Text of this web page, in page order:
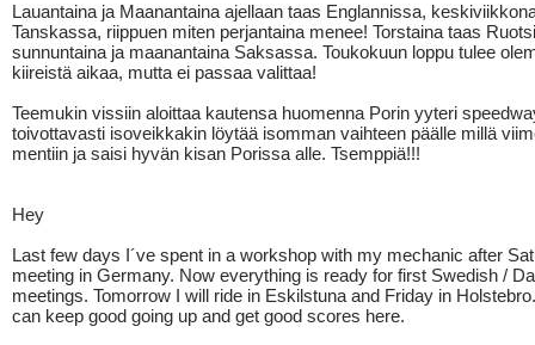
Lauantaina ja Maanantaina ajellaan taas Englannissa,
Tanskassa, riippuen miten perjantaina menee! Torstaina taas
sunnuntaina ja maanantaina Saksassa. Toukokuun loppu tulee
kiireistä aikaa, mutta ei passaa valittaa!
Teemukin vissiin aloittaa kautensa huomenna Porin yyteri
toivottavasti isoveikkakin löytää isomman vaihteen päälle millä
mentiin ja saisi hyvän kisan Porissa alle. Tsemppiä!!!
Hey
Last few days I´ve spent in a workshop with my mechanic after
meeting in Germany. Now everything is ready for first Swedish /
meetings. Tomorrow I will ride in Eskilstuna and Friday in
can keep good going up and get good scores here.